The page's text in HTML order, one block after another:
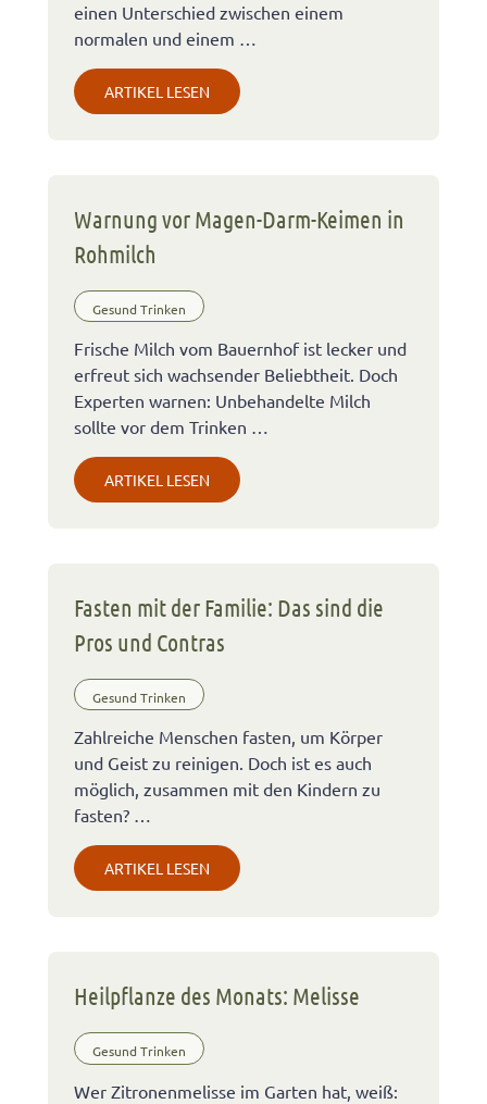
einen Unterschied zwischen einem
normalen und einem …
ARTIKEL LESEN
Warnung vor Magen-Darm-Keimen in
Rohmilch
Gesund Trinken
Frische Milch vom Bauernhof ist lecker und
erfreut sich wachsender Beliebtheit. Doch
Experten warnen: Unbehandelte Milch
sollte vor dem Trinken …
ARTIKEL LESEN
Fasten mit der Familie: Das sind die
Pros und Contras
Gesund Trinken
Zahlreiche Menschen fasten, um Körper
und Geist zu reinigen. Doch ist es auch
möglich, zusammen mit den Kindern zu
fasten? …
ARTIKEL LESEN
Heilpflanze des Monats: Melisse
Gesund Trinken
Wer Zitronenmelisse im Garten hat, weiß: